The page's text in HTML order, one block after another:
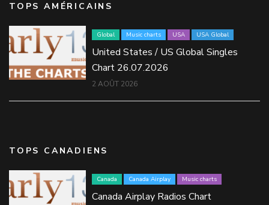
TOPS AMÉRICAINS
Global Music charts USA USA Global
United States / US Global Singles
Chart 26.07.2026
2 AOÛT 2026
TOPS CANADIENS
Canada Canada Airplay Music charts
Canada Airplay Radios Chart